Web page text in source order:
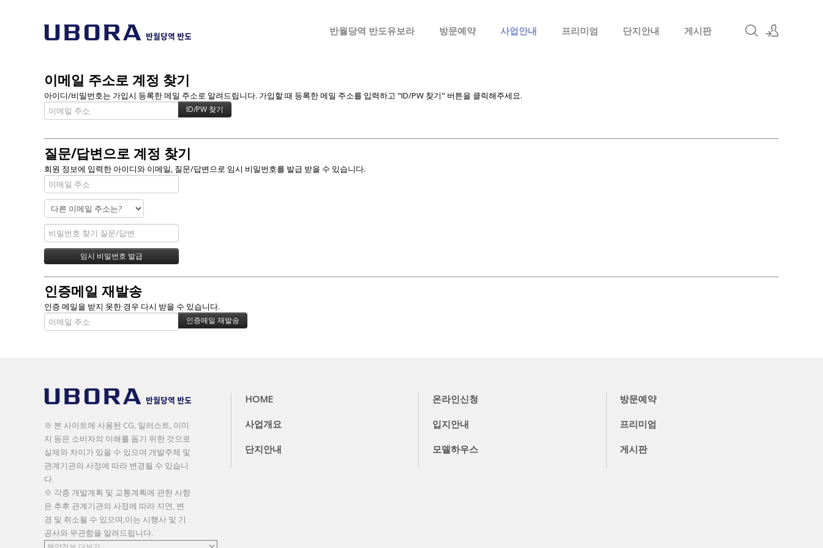
반월당역 반도유보라 방문예약 사업안내 프리미엄 단지안내 게시판
이메일 주소로 계정 찾기
아이디/비밀번호는 가입시 등록한 메일 주소로 알려드립니다. 가입할 때 등록한 메일 주소를 입력하고 "ID/PW 찾기" 버튼을 클릭해주세요.
질문/답변으로 계정 찾기
회원 정보에 입력한 아이디와 이메일, 질문/답변으로 임시 비밀번호를 발급 받을 수 있습니다.
인증메일 재발송
인증 메일을 받지 못한 경우 다시 받을 수 있습니다.
※ 본 사이트에 사용된 CG, 일러스트, 이미
지 등은 소비자의 이해를 돕기 위한 것으로
실제와 차이가 있을 수 있으며 개발주체 및
관계기관의 사정에 따라 변경될 수 있습니
다.
※ 각종 개발계획 및 교통계획에 관한 사항
은 추후 관계기관의 사정에 따라 지연, 변
경 및 취소될 수 있으며,이는 시행사 및 기
공사와 무관함을 알려드립니다.
HOME 온라인신청 방문예약
사업개요 입지안내 프리미엄
단지안내 모델하우스 게시판